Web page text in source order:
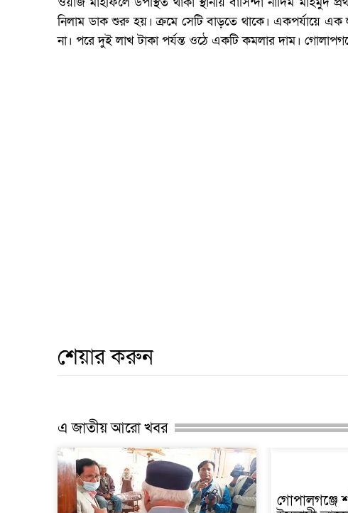
নিলাম ডাক শুরু হয়। ক্রমে সেটি বাড়তে থাকে। একপর্যায়ে
না। পরে দুই লাখ টাকা পর্যন্ত ওঠে একটি কমলার দাম।
শেয়ার করুন
এ জাতীয় আরো খবর
গোপালগঞ্জে